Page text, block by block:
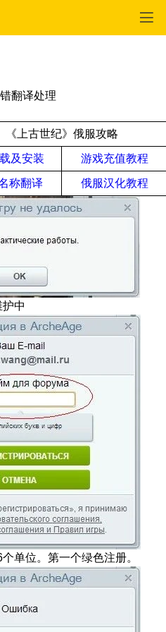
翻译处理
《上古世纪》俄服攻略
及安装 游戏充值教程
称翻译 俄服汉化教程
护中
单位。第一个绿色注册。